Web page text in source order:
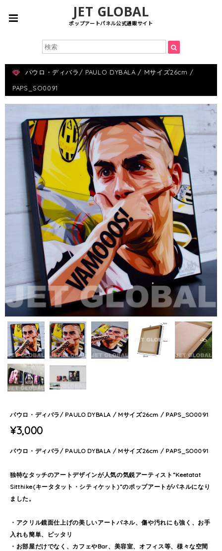
JET GLOBAL
ポップアートパネル公式通販サイト
パウロ・ディバラ/ PAULO DYBALA / Mサイズ26cm /
PAPS_SO0091
パウロ・ディバラ/ PAULO DYBALA / Mサイズ26cm / PAPS_SO0091
¥3,000
パウロ・ディバラ/ PAULO DYBALA / Mサイズ26cm / PAPS_SO0091
独特なタッチのアートデザインが人気の気鋭アーティスト”Keetatat
Sitthike(キータタット・シティケット)”のポップアートがパネルになり
ました。
・アクリル鏡面仕上げの美しいアートパネル、傷や汚れにも強く、お手
入れも簡単、ピッタリ
・お部屋だけでなく、カフェやBar、美容室、オフィス等、様々な空間